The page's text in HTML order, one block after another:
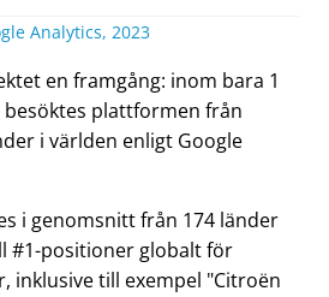
Analytics, 2023
en framgång: inom bara 1
plattformen från
i världen enligt Google
i genomsnitt från 174 länder
#1-positioner globalt för
inklusive till exempel Citroën